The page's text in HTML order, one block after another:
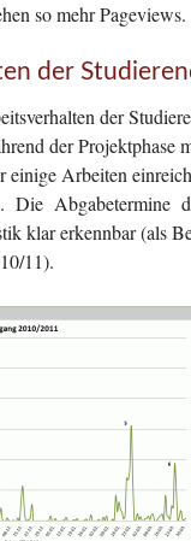
so mehr Pageviews.
der
der
der Projektphase
einige Arbeiten
Die Abgabetermine
klar erkennbar (als
11).